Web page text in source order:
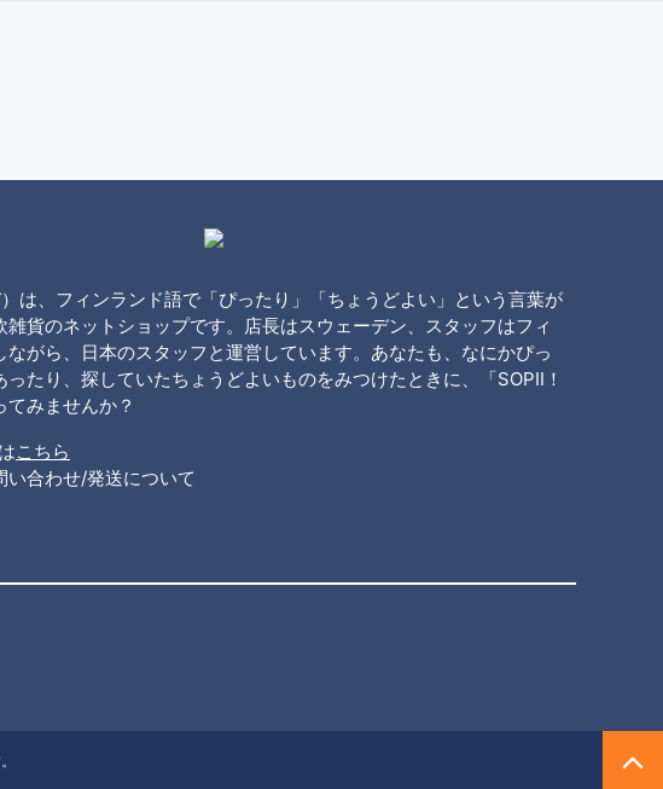
は、フィンランド語で「ぴったり」「ちょうどよい」という言葉が
雑貨のネットショップです。店長はスウェーデン、スタッフはフィ
ながら、日本のスタッフと運営しています。あなたも、なにかぴっ
ったり、探していたちょうどよいものをみつけたときに、「SOPII！
みませんか？
こちら
い合わせ/発送について